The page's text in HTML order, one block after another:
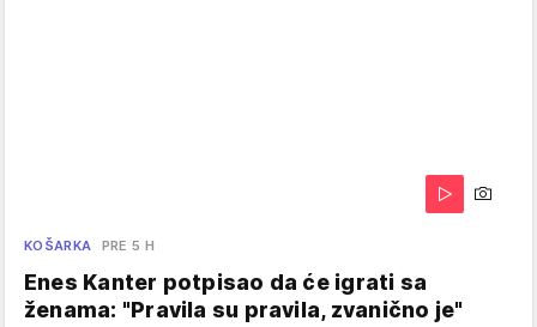
KOŠARKA PRE 5 H
Enes Kanter potpisao da će igrati sa
ženama: "Pravila su pravila, zvanično je"